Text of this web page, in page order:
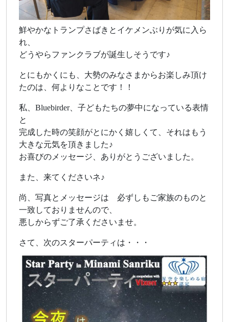
鮮やかなトランプさばきとイケメンぶりが気に入ら
れ、
どうやらファンクラブが誕生しそうです♪
とにもかくにも、大勢のみなさまからお楽しみ頂け
たのは、何よりなことです！！
私、Bluebirder、子どもたちの夢中になっている表情
と
完成した時の笑顔がとにかく嬉しくて、それはもう
大きな元気を頂きました♪
お喜びのメッセージ、ありがとうございました。
また、来てくださいネ♪
尚、写真とメッセージは 必ずしもご家族のものと
一致しておりませんので、
悪しからずご了承くださいませ。
さて、次のスターパーティは・・・